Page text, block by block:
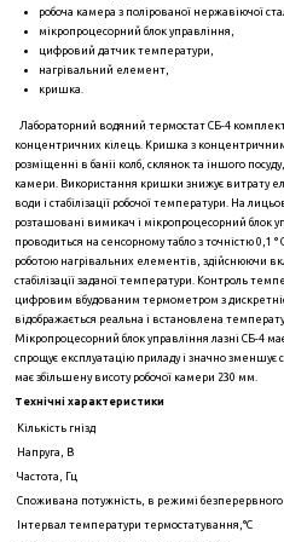
робоча камера з полірованої нержавіючої
мікропроцесорний блок управління,
цифровий датчик температури,
нагрівальний елемент,
кришка.
Лабораторний водяний термостат СБ-4
концентричних кілець. Кришка з
розміщенні в баніі колб, склянок та іншого
камери. Використання кришки знижує витрату
води і стабілізації робочої температури. На
розташовані вимикач і мікропроцесорний блок
проводиться на сенсорному табло з точністю 0,1
роботою нагрівальних елементів, здійснюючи
стабілізації заданої температури. Контроль
цифровим вбудованим термометром з
відображається реальна і встановлена
Мікропроцесорний блок управління лазні СБ-4
спрощує експлуатацію приладу і значно
має збільшену висоту робочої камери 230 мм.
Технічні характеристики
Кількість гнізд
Напруга, В
Частота, Гц
Споживана потужність, в режимі
Інтервал температури термостатування,°C